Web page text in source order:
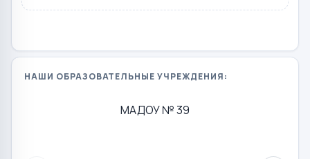
НАШИ ОБРАЗОВАТЕЛЬНЫЕ УЧРЕЖДЕНИЯ:
МАДОУ № 39